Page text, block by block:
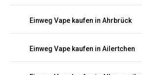
Einweg Vape kaufen in Ahrbrück
Einweg Vape kaufen in Ailertchen